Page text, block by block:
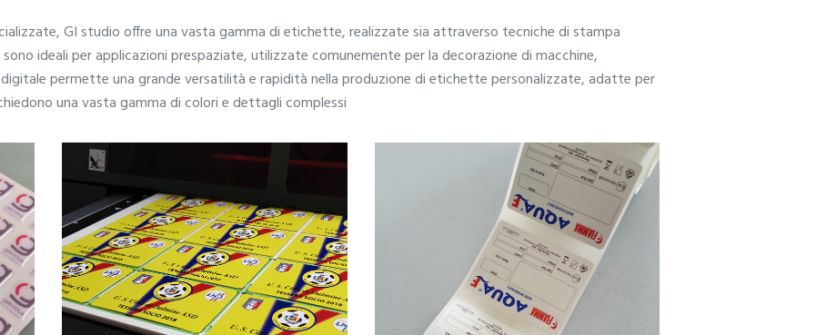
GI studio offre una vasta gamma di etichette, realizzate sia attraverso tecniche di stampa
ideali per applicazioni prespaziate, utilizzate comunemente per la decorazione di macchine,
permette una grande versatilità e rapidità nella produzione di etichette personalizzate, adatte per
una vasta gamma di colori e dettagli complessi